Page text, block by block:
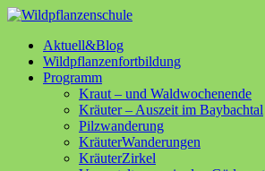
Aktuell&Blog
Wildpflanzenfortbildung
Programm
Kraut – und Waldwochenende
Kräuter – Auszeit im Baybachtal
Pilzwanderung
KräuterWanderungen
KräuterZirkel